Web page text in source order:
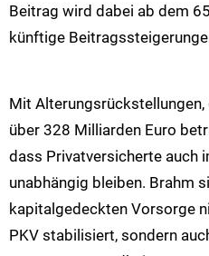
Beitrag wird dabei ab dem
künftige
Mit
über 328 Milliarden Euro
dass Privatversicherte auch
unabhängig bleiben. Brahm
kapitalgedeckten Vorsorge
PKV stabilisiert, sondern